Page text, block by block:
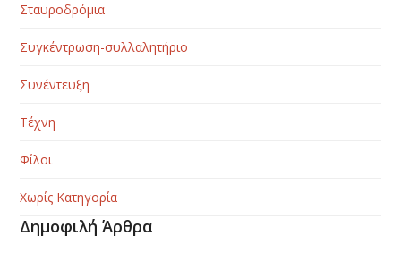
Σταυροδρόμια
Συγκέντρωση-συλλαλητήριο
Συνέντευξη
Τέχνη
Φίλοι
Χωρίς Κατηγορία
Δημοφιλή Άρθρα